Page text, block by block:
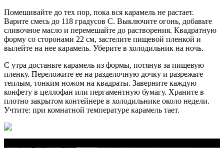
Помешивайте до тех пор, пока вся карамель не растает.
Варите смесь до 118 градусов С. Выключите огонь, добавьте
сливочное масло и перемешайте до растворения. Квадратную
форму со сторонами 22 см, застелите пищевой пленкой и
вылейте на нее карамель. Уберите в холодильник на ночь.
С утра достаньте карамель из формы, потянув за пищевую
пленку. Переложите ее на разделочную дочку и разрежьте
теплым, тонким ножом на квадраты. Заверните каждую
конфету в целлофан или пергаментную бумагу. Храните в
плотно закрытом контейнере в холодильнике около недели.
Учтите: при комнатной температуре карамель тает.